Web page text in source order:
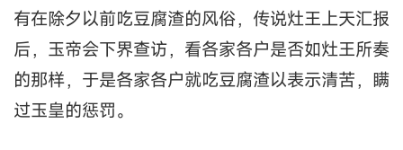
有在除夕以前吃豆腐渣的风俗，传说灶王上天汇报
后，玉帝会下界查访，看各家各户是否如灶王所奏
的那样，于是各家各户就吃豆腐渣以表示清苦，瞒
过玉皇的惩罚。